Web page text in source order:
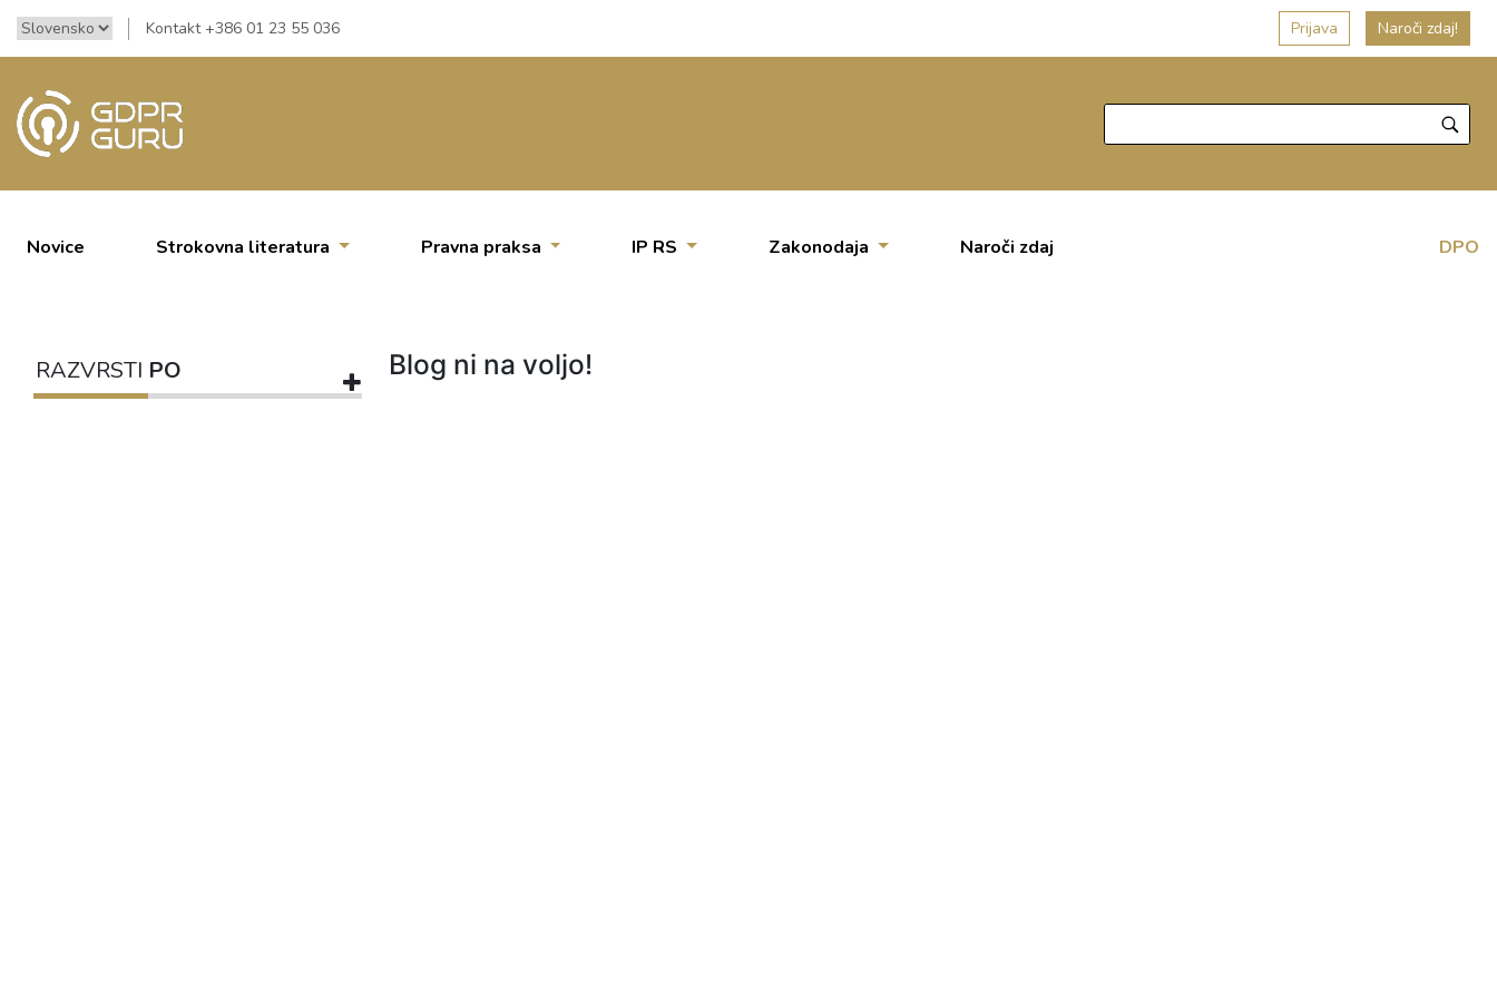
Kontakt +386 01 23 55 036 Prijava Naroči zdaj!
Novice Strokovna literatura Pravna praksa IP RS Zakonodaja Naroči zdaj DPO
RAZVRSTI PO Blog ni na voljo!